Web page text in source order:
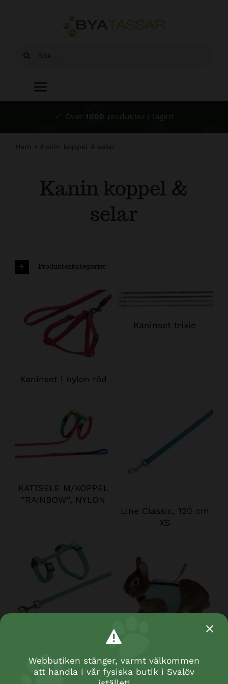
Sök
Toggle
Navigation
Över 1000 produkter i lager!
Hem » Kanin koppel & selar
Kanin koppel &
selar
Produkterkategorier
Kaninset i nylon röd
Kaninset trixie
KATTSELE M/KOPPEL
”RAINBOW”, NYLON
Line Classic, 120 cm
XS
44cm/10mm, 1,25m
cm, 1.20m
Webbutiken stänger, varmt välkommen
att handla i vår fysiska butik i Svalöv